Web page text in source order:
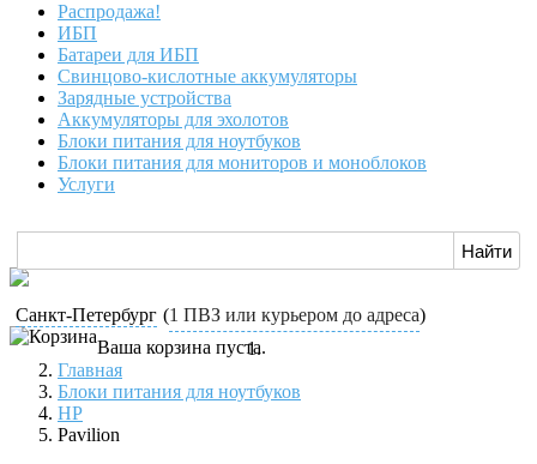
Распродажа!
ИБП
Батареи для ИБП
Свинцово-кислотные аккумуляторы
Зарядные устройства
Аккумуляторы для эхолотов
Блоки питания для ноутбуков
Блоки питания для мониторов и моноблоков
Услуги
Санкт-Петербург (1 ПВЗ или курьером до адреса)
Ваша корзина пуста.
Главная
Блоки питания для ноутбуков
HP
Pavilion